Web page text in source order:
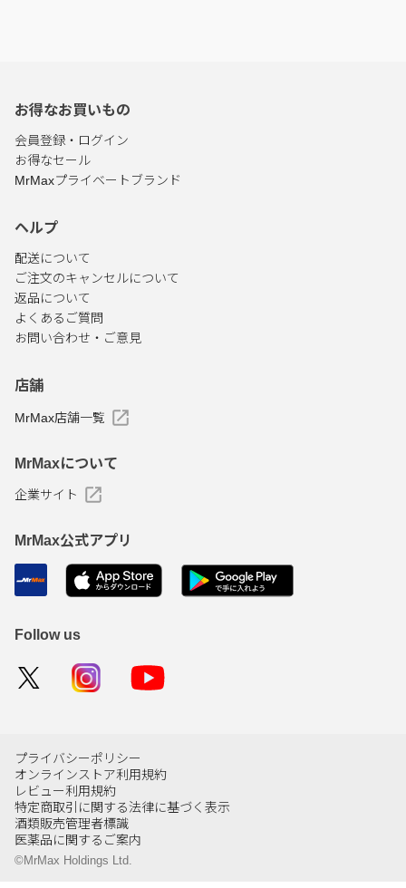
お得なお買いもの
会員登録・ログイン
お得なセール
MrMaxプライベートブランド
ヘルプ
配送について
ご注文のキャンセルについて
返品について
よくあるご質問
お問い合わせ・ご意見
店舗
MrMax店舗一覧
MrMaxについて
企業サイト
MrMax公式アプリ
Follow us
プライバシーポリシー
オンラインストア利用規約
レビュー利用規約
特定商取引に関する法律に基づく表示
酒類販売管理者標識
医薬品に関するご案内
©MrMax Holdings Ltd.